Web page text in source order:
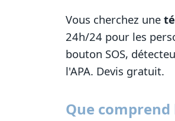
Vous cherchez une
24h/24 pour les
bouton SOS,
l'APA. Devis gratuit.
Que comprend